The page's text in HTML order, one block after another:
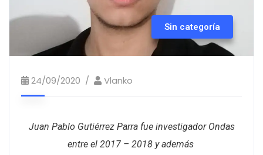
Sin categoría
24/09/2020 Vlanko
Juan Pablo Gutiérrez Parra fue investigador Ondas
entre el 2017 – 2018 y además